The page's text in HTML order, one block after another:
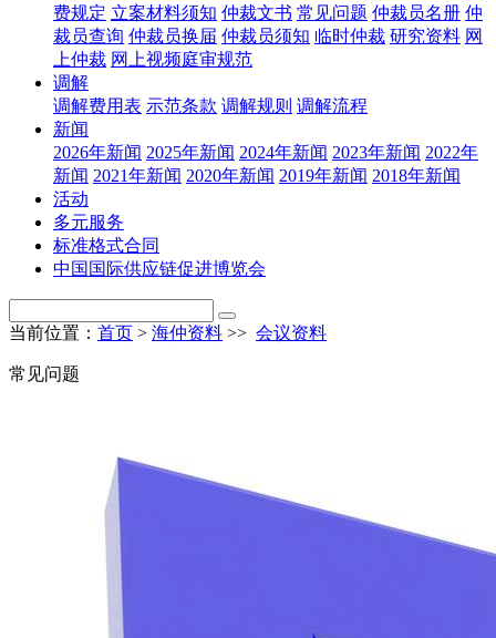
费规定 立案材料须知 仲裁文书 常见问题 仲裁员名册 仲
裁员查询 仲裁员换届 仲裁员须知 临时仲裁 研究资料 网
上仲裁 网上视频庭审规范
调解
调解费用表 示范条款 调解规则 调解流程
新闻
2026年新闻 2025年新闻 2024年新闻 2023年新闻 2022年
新闻 2021年新闻 2020年新闻 2019年新闻 2018年新闻
活动
多元服务
标准格式合同
中国国际供应链促进博览会
当前位置： 首页 > 海仲资料 >> 会议资料
常见问题